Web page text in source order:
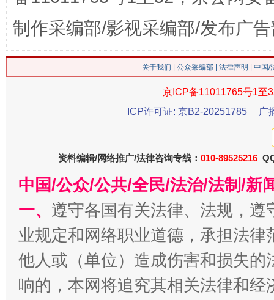
制作采编部/影视采编部/发布广
关于我们 公众采编部 法律声明 | 中国
京ICP备11011765号1至
ICP许可证: 京B2-20251785
广
资料编辑/网络推广/法律咨询专线： 010-89525216
中国/公众/公共/全民/法治/法制/新
一、 遵守各国有关法律、法规，
业规定和网络职业道德，承担法
他人或（单位）造成伤害和损失
响的，本网将追究其相关法律和